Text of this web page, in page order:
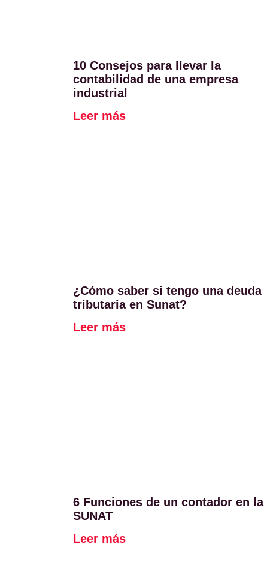
10 Consejos para llevar la
contabilidad de una empresa
industrial
Leer más
¿Cómo saber si tengo una deuda
tributaria en Sunat?
Leer más
6 Funciones de un contador en la
SUNAT
Leer más